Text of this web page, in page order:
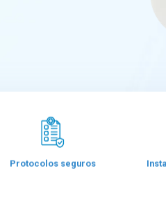
Protocolos seguros